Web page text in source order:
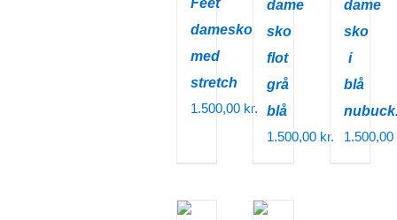
Feet
damesko
med
stretch
1.500,00 kr.
dame
sko
flot
grå
blå
1.500,00 kr.
dame
sko
i
blå
1.500,00